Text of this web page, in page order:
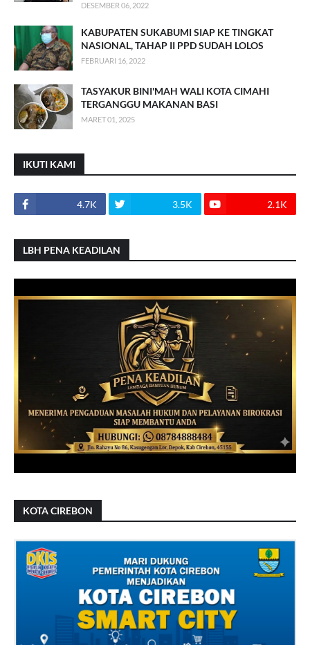
DESEMBER 06, 2022
KABUPATEN SUKABUMI SIAP KE TINGKAT
NASIONAL, TAHAP II PPD SUDAH LOLOS
FEBRUARI 16, 2022
TASYAKUR BINI'MAH WALI KOTA CIMAHI
TERGANGGU MAKANAN BASI
MARET 01, 2025
IKUTI KAMI
4.7K 3.5K 2.1K
LBH PENA KEADILAN
KOTA CIREBON